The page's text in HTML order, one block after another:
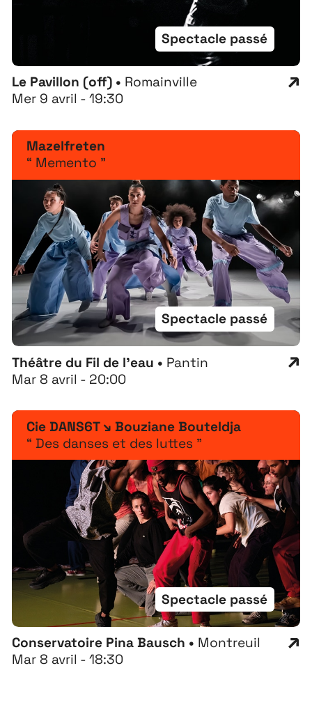
Le Pavillon (off) • Romainville
Mer 9 avril - 19:30
Spectacle passé
Théâtre du Fil de l'eau • Pantin
Mar 8 avril - 20:00
Spectacle passé
Mazelfreten
“ Memento ”
Conservatoire Pina Bausch • Montreuil
Mar 8 avril - 18:30
Spectacle passé
Cie DANS6T ↘ Bouziane Bouteldja
“ Des danses et des luttes ”